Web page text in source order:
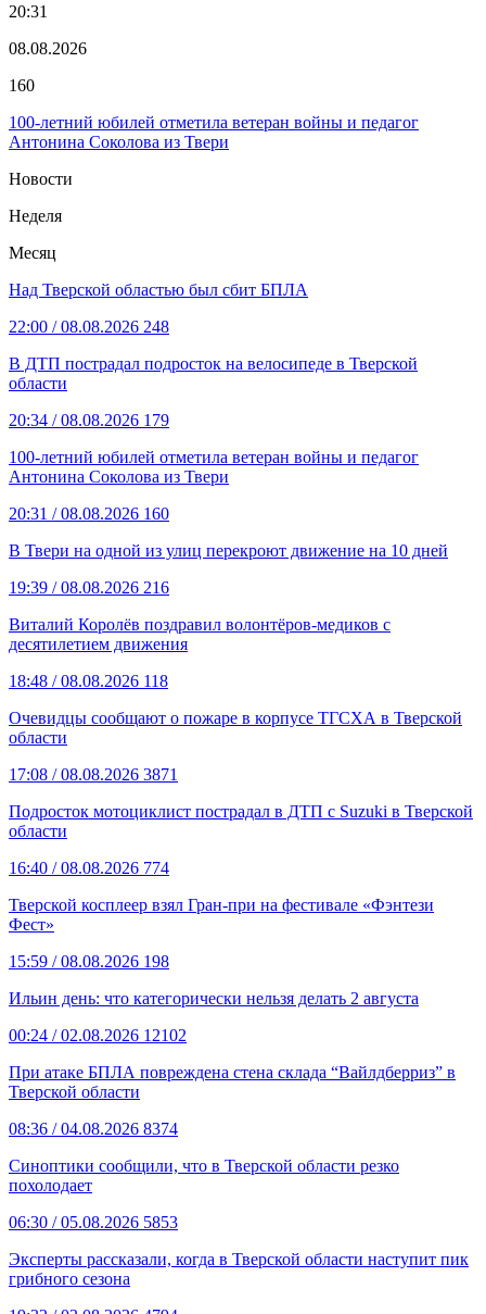
20:31
08.08.2026
160
100-летний юбилей отметила ветеран войны и педагог
Антонина Соколова из Твери
Новости
Неделя
Месяц
Над Тверской областью был сбит БПЛА
22:00 / 08.08.2026 248
В ДТП пострадал подросток на велосипеде в Тверской
области
20:34 / 08.08.2026 179
100-летний юбилей отметила ветеран войны и педагог
Антонина Соколова из Твери
20:31 / 08.08.2026 160
В Твери на одной из улиц перекроют движение на 10 дней
19:39 / 08.08.2026 216
Виталий Королёв поздравил волонтёров-медиков с
десятилетием движения
18:48 / 08.08.2026 118
Очевидцы сообщают о пожаре в корпусе ТГСХА в Тверской
области
17:08 / 08.08.2026 3871
Подросток мотоциклист пострадал в ДТП с Suzuki в Тверской
области
16:40 / 08.08.2026 774
Тверской косплеер взял Гран-при на фестивале «Фэнтези
Фест»
15:59 / 08.08.2026 198
Ильин день: что категорически нельзя делать 2 августа
00:24 / 02.08.2026 12102
При атаке БПЛА повреждена стена склада “Вайлдберриз” в
Тверской области
08:36 / 04.08.2026 8374
Синоптики сообщили, что в Тверской области резко
похолодает
06:30 / 05.08.2026 5853
Эксперты рассказали, когда в Тверской области наступит пик
грибного сезона